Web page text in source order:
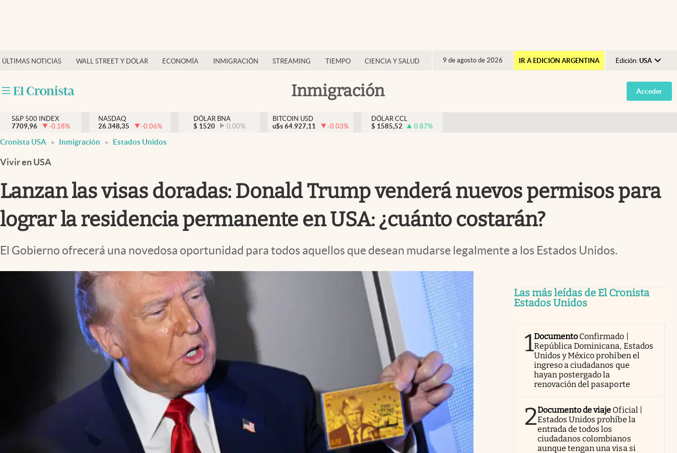
ÚLTIMAS NOTICIAS WALL STREET Y DÓLAR ECONOMÍA INMIGRACIÓN STREAMING TIEMPO CIENCIA Y SALUD 9 de agosto de 2026 IR A EDICIÓN ARGENTINA Edición: USA
Argentina
España
Inmigración
Finanzas y economía
Inmigración
Trending
Streaming
PC y mobile
Lifestyle
Acceder
S&P 500 INDEX
7709,96
-0.18%
NASDAQ
26.348,35
-0.06%
DÓLAR BNA
$ 1520 0.00%
BITCOIN USD
u$s 64.927,11 -0.03%
DÓLAR CCL
$ 1585,52 0.87%
Cronista USA Inmigración Estados Unidos
Vivir en USA
Lanzan las visas doradas: Donald Trump venderá nuevos permisos para
lograr la residencia permanente en USA: ¿cuánto costarán?
El Gobierno ofrecerá una novedosa oportunidad para todos aquellos que desean mudarse legalmente a los Estados Unidos.
Las más leídas de El Cronista
Estados Unidos
1Documento Confirmado |
República Dominicana, Estados
Unidos y México prohíben el
ingreso a ciudadanos que
hayan postergado la
renovación del pasaporte
2Documento de viaje Oficial |
Estados Unidos prohíbe la
entrada de todos los
ciudadanos colombianos
aunque tengan una visa si